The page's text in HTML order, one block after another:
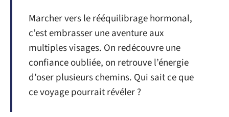
Marcher vers le rééquilibrage hormonal,
c’est embrasser une aventure aux
multiples visages. On redécouvre une
confiance oubliée, on retrouve l’énergie
d’oser plusieurs chemins. Qui sait ce que
ce voyage pourrait révéler ?